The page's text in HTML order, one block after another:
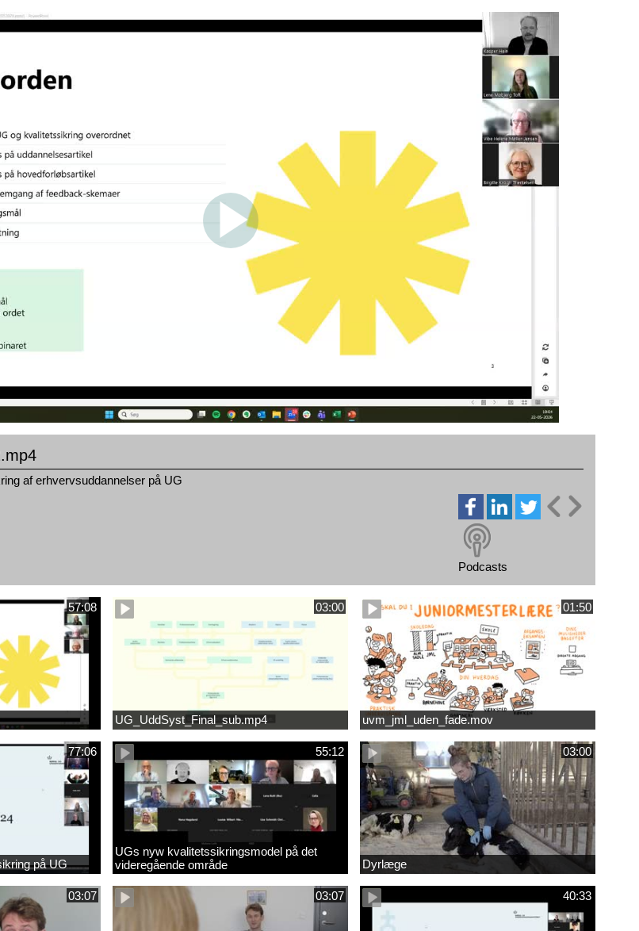
af erhvervsuddannelser på UG
Podcasts
57:08 03:00
UG_UddSyst_Final_sub.mp4
01:50
uvm_jml_uden_fade.mov
77:06
på UG
55:12
UGs nyw kvalitetssikringsmodel på det
videregående område
03:00
Dyrlæge
03:07 03:07 40:33